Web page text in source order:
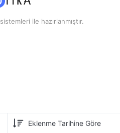
sistemleri ile hazırlanmıştır.